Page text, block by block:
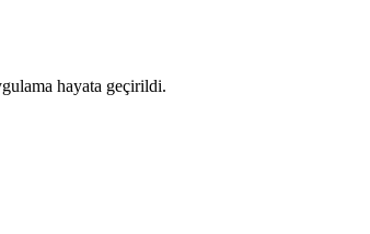
hayata geçirildi.